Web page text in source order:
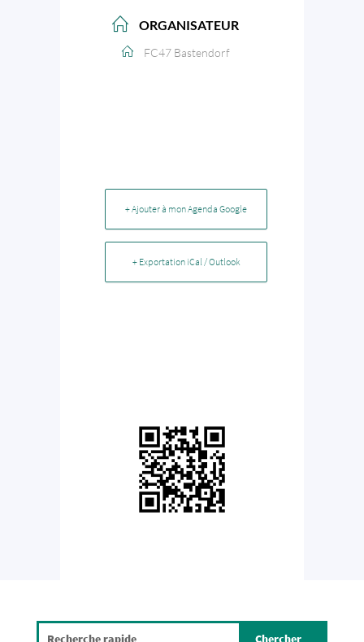
ORGANISATEUR
FC47 Bastendorf
+ Ajouter à mon Agenda Google
+ Exportation iCal / Outlook